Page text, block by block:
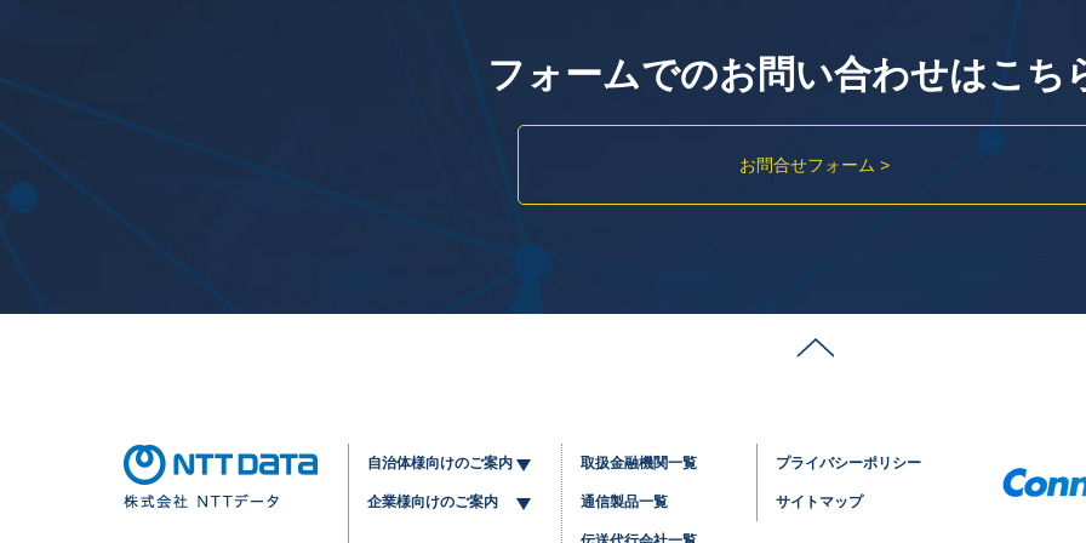
フォームでのお問い合わせはこち
お問合せフォーム >
自治体様向けのご案内
企業様向けのご案内
取扱金融機関一覧
通信製品一覧
プライバシーポリシー
サイトマップ